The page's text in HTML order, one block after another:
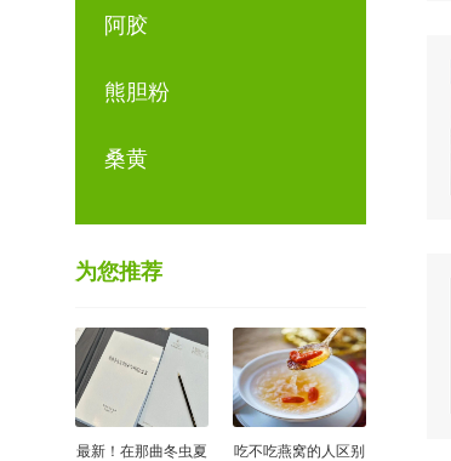
阿胶
熊胆粉
桑黄
为您推荐
最新！在那曲冬虫夏 吃不吃燕窝的人区别